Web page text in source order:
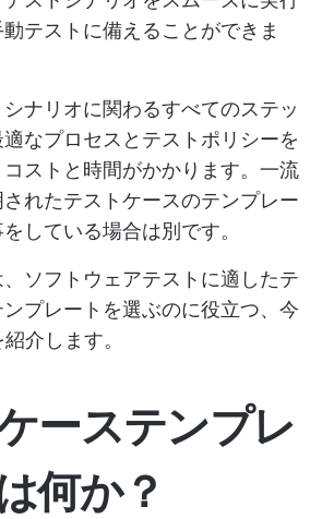
テストに備えることができま
ナリオに関わるすべてのステッ
なプロセスとテストポリシーを
ストと時間がかかります。一流
れたテストケースのテンプレー
している場合は別です。
ソフトウェアテストに適したテ
プレートを選ぶのに役立つ、今
介します。
ーステンプレ
何か？